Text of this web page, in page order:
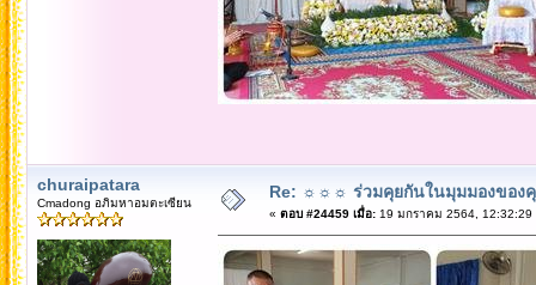
churaipatara
Cmadong อภิมหาอมตะเซียน
Re: ☼☼☼ ร่วมคุยกันในมุมมองของ
« ตอบ #24459 เมื่อ:19 มกราคม 2564, 12:32:29